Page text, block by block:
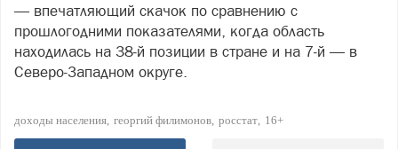
— впечатляющий скачок по сравнению с
прошлогодними показателями, когда область
находилась на 38‑й позиции в стране и на 7‑й — в
Северо‑Западном округе.
доходы населения георгий филимонов росстат 16+